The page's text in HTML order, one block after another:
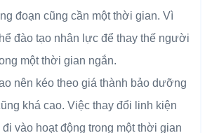
đoạn cũng cần một thời gian. Vì
đào tạo nhân lực để thay thế người
một thời gian ngắn.
nên kéo theo giá thành bảo dưỡng
khá cao. Việc thay đổi linh kiện
đi vào hoạt động trong một thời gian